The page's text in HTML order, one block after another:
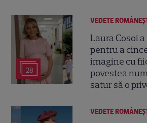
28
VEDETE
Laura Cosoi
pentru a
imagine cu
povestea
satur să o
VEDETE